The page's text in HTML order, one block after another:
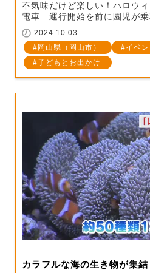
不気味だけど楽しい！ハロウ
電車 運行開始を前に園児が乗
2024.10.03
岡山県（岡山市）
イベン
子どもとお出かけ
カラフルな海の生き物が集